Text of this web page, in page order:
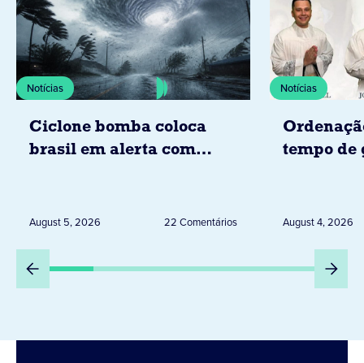
Notícias
Ciclone bomba coloca
brasil em alerta com
dias 6 e 8 de agosto
August 5, 2026 22 Comentários
Notícias
tempo de
August 4, 2026